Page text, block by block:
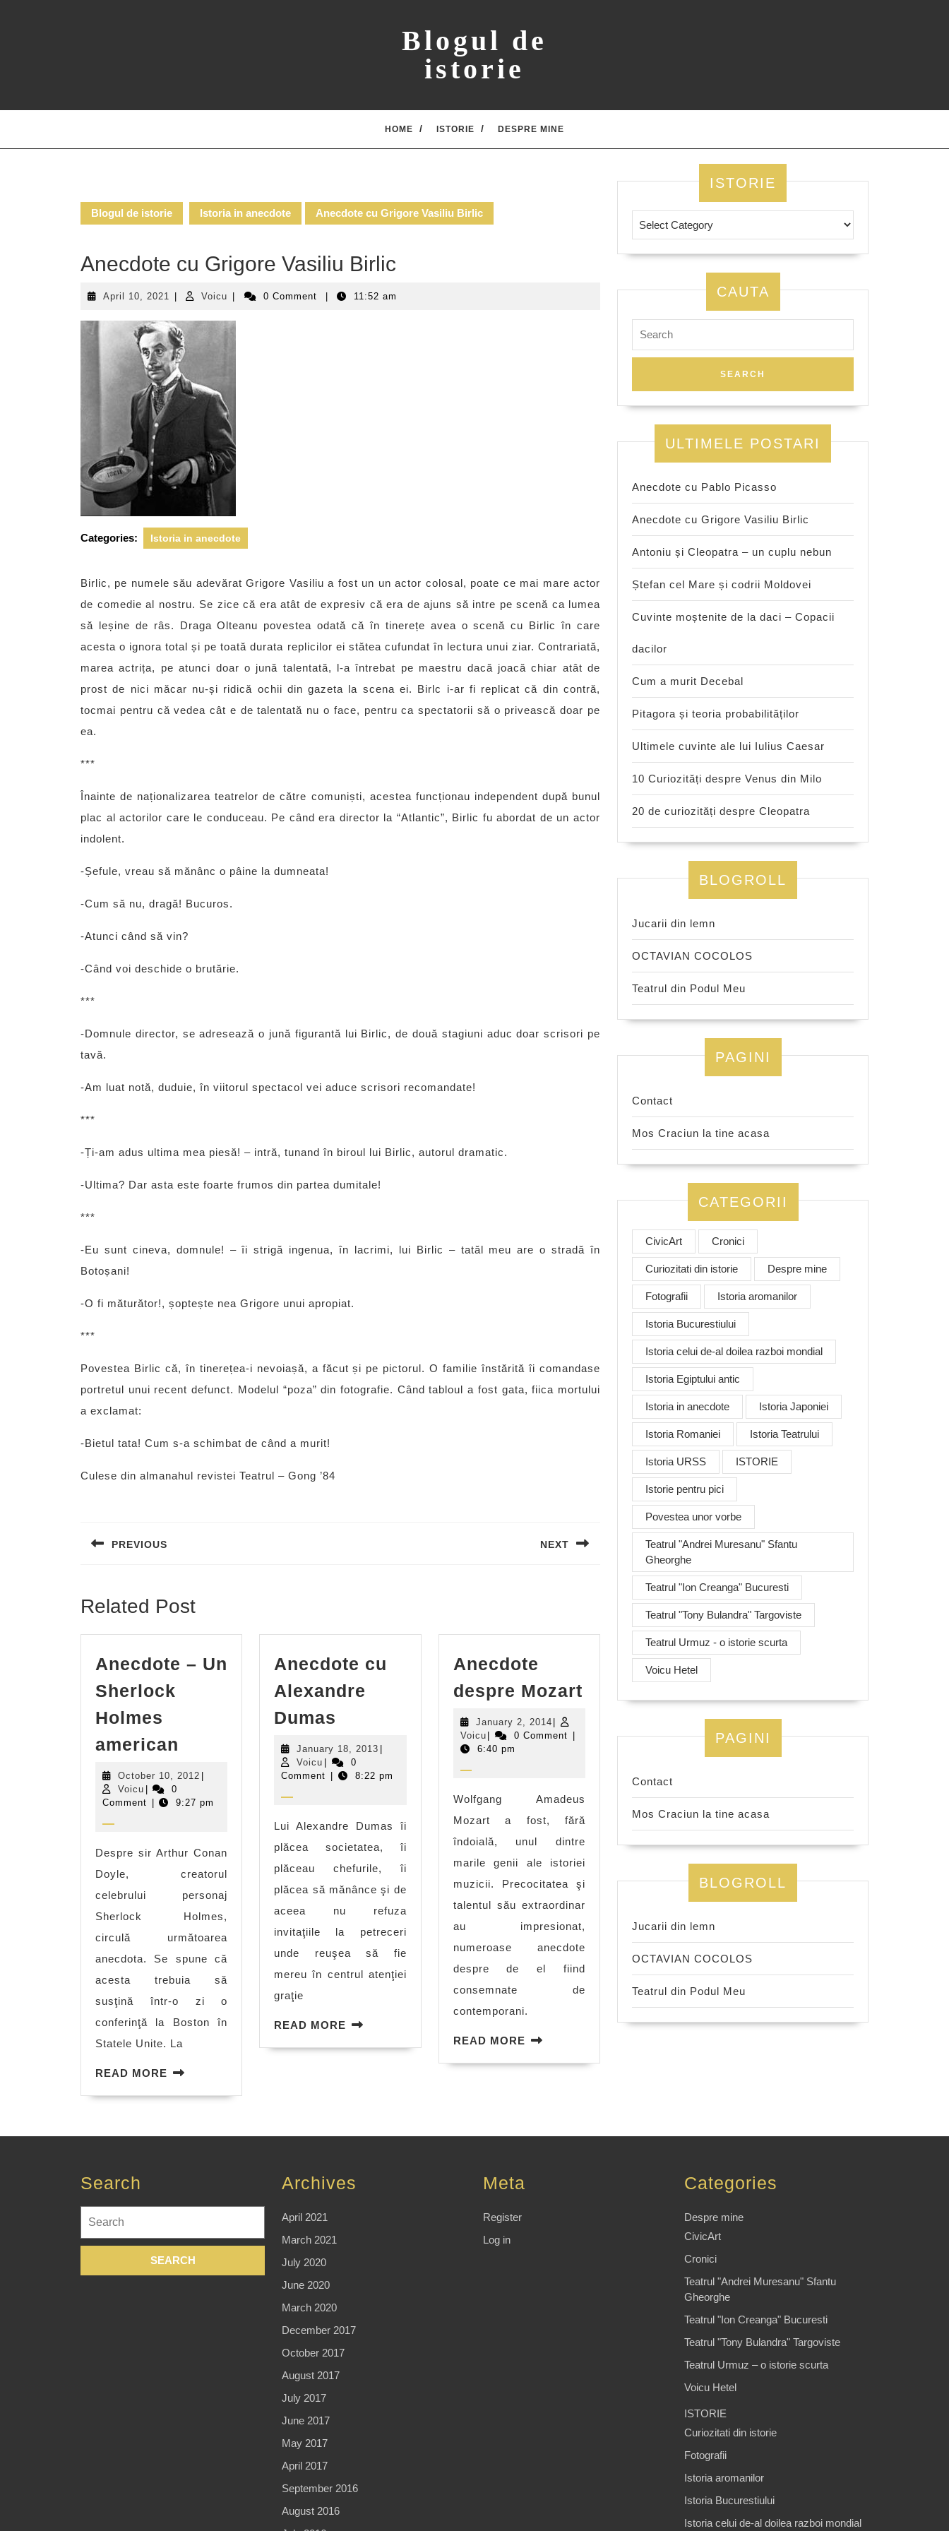
Blogul de
istorie
HOME ISTORIE DESPRE MINE
Blogul de istorie Istoria in anecdote Anecdote cu Grigore Vasiliu Birlic
Anecdote cu Grigore Vasiliu Birlic
April 10, 2021 April
2021
Voicu Voicu 0 Comment 11:52 am
Categories: Istoria in anecdote
Birlic, pe numele său adevărat Grigore Vasiliu a fost un un actor colosal, poate ce mai mare actor
de comedie al nostru. Se zice că era atât de expresiv că era de ajuns să intre pe scenă ca lumea
să leșine de râs. Draga Olteanu povestea odată că în tinerețe avea o scenă cu Birlic în care
acesta o ignora total și pe toată durata replicilor ei stătea cufundat în lectura unui ziar. Contrariată,
marea actrița, pe atunci doar o jună talentată, l-a întrebat pe maestru dacă joacă chiar atât de
prost de nici măcar nu-și ridică ochii din gazeta la scena ei. Birlc i-ar fi replicat că din contră,
tocmai pentru că vedea cât e de talentată nu o face, pentru ca spectatorii să o privească doar pe
ea.
***
Înainte de naționalizarea teatrelor de către comuniști, acestea funcționau independent după bunul
plac al actorilor care le conduceau. Pe când era director la “Atlantic”, Birlic fu abordat de un actor
indolent.
-Șefule, vreau să mănânc o pâine la dumneata!
-Cum să nu, dragă! Bucuros.
-Atunci când să vin?
-Când voi deschide o brutărie.
***
-Domnule director, se adresează o jună figurantă lui Birlic, de două stagiuni aduc doar scrisori pe
tavă.
-Am luat notă, duduie, în viitorul spectacol vei aduce scrisori recomandate!
***
-Ți-am adus ultima mea piesă! – intră, tunand în biroul lui Birlic, autorul dramatic.
-Ultima? Dar asta este foarte frumos din partea dumitale!
***
-Eu sunt cineva, domnule! – îi strigă ingenua, în lacrimi, lui Birlic – tatăl meu are o stradă în
Botoșani!
-O fi măturător!, șoptește nea Grigore unui apropiat.
***
Povestea Birlic că, în tinerețea-i nevoiașă, a făcut și pe pictorul. O familie înstărită îi comandase
portretul unui recent defunct. Modelul “poza” din fotografie. Când tabloul a fost gata, fiica mortului
a exclamat:
-Bietul tata! Cum s-a schimbat de când a murit!
Culese din almanahul revistei Teatrul – Gong ’84
navigation
PREVIOUS NEXT
Related Post
Anecdote – Un
Sherlock
Holmes
american
Un
Sherlock
american
October 10, 2012 October
2012
Voicu Voicu
0
Comment
9:27 pm
Despre sir Arthur Conan
Doyle, creatorul
celebrului personaj
Sherlock Holmes,
circulă următoarea
anecdota. Se spune că
acesta trebuia să
susţină într-o zi o
conferinţă la Boston în
Statele Unite. La
READ MORE READ
Anecdote cu
Alexandre
Dumas
Alexandre
Dumas
January 18, 2013 January
2013
Voicu Voicu
0
Comment
8:22 pm
Lui Alexandre Dumas îi
plăcea societatea, îi
plăceau chefurile, îi
plăcea să mănânce şi de
aceea nu refuza
invitaţiile la petreceri
unde reuşea să fie
mereu în centrul atenţiei
graţie
READ MORE READ
Anecdote
despre MozartAnecdote
despre
January 2, 2014January
2,
VoicuVoicu 0 Comment
6:40 pm
Wolfgang Amadeus
Mozart a fost, fără
îndoială, unul dintre
marile genii ale istoriei
muzicii. Precocitatea şi
talentul său extraordinar
au impresionat,
numeroase anecdote
despre de el fiind
consemnate de
contemporani.
READ MOREREAD
ISTORIE
CAUTA
for:
ULTIMELE POSTARI
Anecdote cu Pablo Picasso
Anecdote cu Grigore Vasiliu Birlic
Antoniu și Cleopatra – un cuplu nebun
Ștefan cel Mare și codrii Moldovei
Cuvinte moștenite de la daci – Copacii
dacilor
Cum a murit Decebal
Pitagora și teoria probabilităților
Ultimele cuvinte ale lui Iulius Caesar
10 Curiozități despre Venus din Milo
20 de curiozități despre Cleopatra
BLOGROLL
Jucarii din lemn
OCTAVIAN COCOLOS
Teatrul din Podul Meu
PAGINI
Contact
Mos Craciun la tine acasa
CATEGORII
CivicArt Cronici
Curiozitati din istorie Despre mine
Fotografii Istoria aromanilor
Istoria Bucurestiului
Istoria celui de-al doilea razboi mondial
Istoria Egiptului antic
Istoria in anecdote Istoria Japoniei
Istoria Romaniei Istoria Teatrului
Istoria URSS ISTORIE
Istorie pentru pici
Povestea unor vorbe
Teatrul "Andrei Muresanu" Sfantu
Gheorghe
Teatrul "Ion Creanga" Bucuresti
Teatrul "Tony Bulandra" Targoviste
Teatrul Urmuz - o istorie scurta
Voicu Hetel
PAGINI
Contact
Mos Craciun la tine acasa
BLOGROLL
Jucarii din lemn
OCTAVIAN COCOLOS
Teatrul din Podul Meu
Search
for:
Archives
April 2021
March 2021
July 2020
June 2020
March 2020
December 2017
October 2017
August 2017
July 2017
June 2017
May 2017
April 2017
September 2016
August 2016
Meta
Register
Log in
Categories
Despre mine
CivicArt
Cronici
Teatrul "Andrei Muresanu" Sfantu
Gheorghe
Teatrul "Ion Creanga" Bucuresti
Teatrul "Tony Bulandra" Targoviste
Teatrul Urmuz – o istorie scurta
Voicu Hetel
ISTORIE
Curiozitati din istorie
Fotografii
Istoria aromanilor
Istoria Bucurestiului
Istoria celui de-al doilea razboi mondial